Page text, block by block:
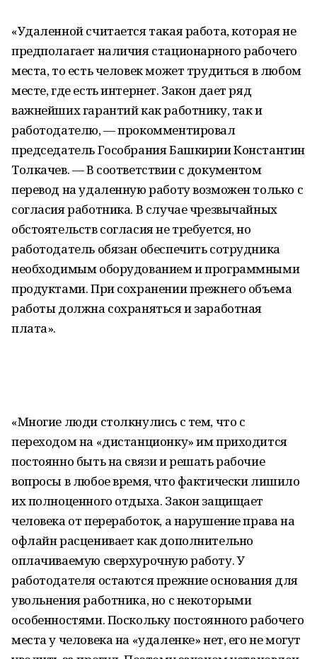
«Удаленной считается такая работа, которая не
предполагает наличия стационарного рабочего
места, то есть человек может трудиться в любом
месте, где есть интернет. Закон дает ряд
важнейших гарантий как работнику, так и
работодателю, — прокомментировал
председатель Гособрания Башкирии Константин
Толкачев. — В соответствии с документом
перевод на удаленную работу возможен только с
согласия работника. В случае чрезвычайных
обстоятельств согласия не требуется, но
работодатель обязан обеспечить сотрудника
необходимым оборудованием и программными
продуктами. При сохранении прежнего объема
работы должна сохраняться и заработная
плата».
«Многие люди столкнулись с тем, что с
переходом на «дистанционку» им приходится
постоянно быть на связи и решать рабочие
вопросы в любое время, что фактически лишило
их полноценного отдыха. Закон защищает
человека от переработок, а нарушение права на
офлайн расценивает как дополнительно
оплачиваемую сверхурочную работу. У
работодателя остаются прежние основания для
увольнения работника, но с некоторыми
особенностями. Поскольку постоянного рабочего
места у человека на «удаленке» нет, его не могут